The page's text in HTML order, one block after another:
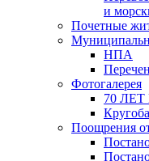
и
Почетные
НПА
Фотогалерея
70
Поощрения